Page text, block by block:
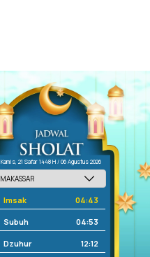
Kamis, 21 Safar 1448 H / 06 Agustus 2026
Imsak 04:43
Subuh 04:53
Dzuhur 12:12